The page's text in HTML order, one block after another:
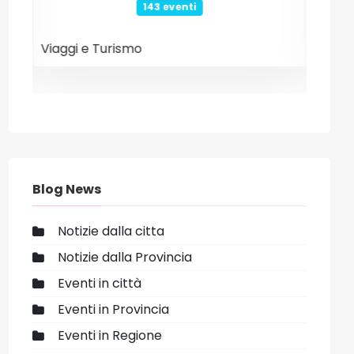
Politiche vaccinali anti-HPV: il prof. Walter Mazzucco di
26 eventi
Internet e Tecnologia
Blog News
Notizie dalla citta
Notizie dalla Provincia
Eventi in città
Eventi in Provincia
Eventi in Regione